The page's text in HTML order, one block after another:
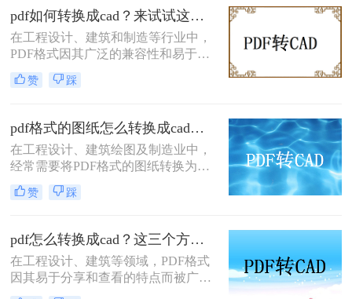
PDF文件虽然便于查看和打印，但其
内部的图形通常是不可编辑的“死
图”，无法进行修改、测量或进一步
设计。这时，将PDF转换为CAD格式
（如DWG或DXF）就成为了一项至
关重要的技能。
pdf如何转换成cad？来试试这三种高效的转换方法！
在工程设计、建筑和制造等行业中，
PDF格式因其广泛的兼容性和易于共
享的特点而被广泛采用。然而，在某
些情况下，用户可能需要将PDF文件
Design）格式，以便进行进一步的编
辑或与特定的CAD软件兼容。那么
pdf如何转换成cad呢？本文将详细介
绍三种将PDF转换为CAD的方法。
赞 踩
pdf格式的图纸怎么转换成cad？两种常见方法分享！
在工程设计、建筑绘图及制造业中，
经常需要将PDF格式的图纸转换为
CAD（Computer-Aided Design）文
件，以便进行进一步的编辑、修改或
cad呢？本文将介绍两种常见且有效的
方法来实现这一目标。
赞 踩
pdf怎么转换成cad？这三个方法了解一下！
在工程设计、建筑等领域，PDF格式
因其易于分享和查看的特点而被广泛
用于存储图纸和技术文档。然而，为